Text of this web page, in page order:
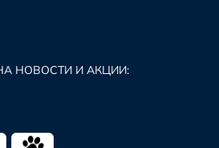
НОВОСТИ И АКЦИИ: